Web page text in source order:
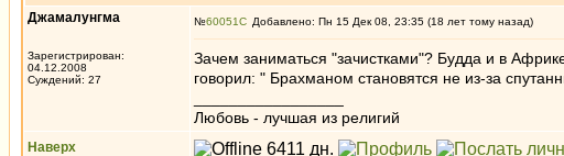
Джамалунгма
Зарегистрирован:
04.12.2008
Суждений: 27
№60051 Добавлено: Пн 15 Дек 08, 23:35 (18 лет тому назад)
Зачем заниматься "зачистками"? Будда и в
говорил: " Брахманом становятся не из-за
Любовь - лучшая из религий
Наверх